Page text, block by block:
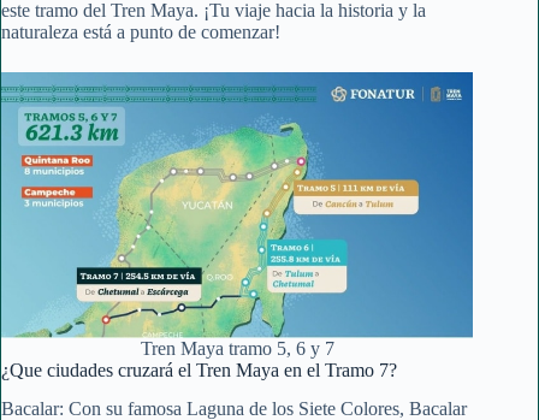
este tramo del Tren Maya. ¡Tu viaje hacia la historia y la
naturaleza está a punto de comenzar!
Tren Maya tramo 5, 6 y 7
¿Que ciudades cruzará el Tren Maya en el Tramo 7?
Bacalar: Con su famosa Laguna de los Siete Colores, Bacalar